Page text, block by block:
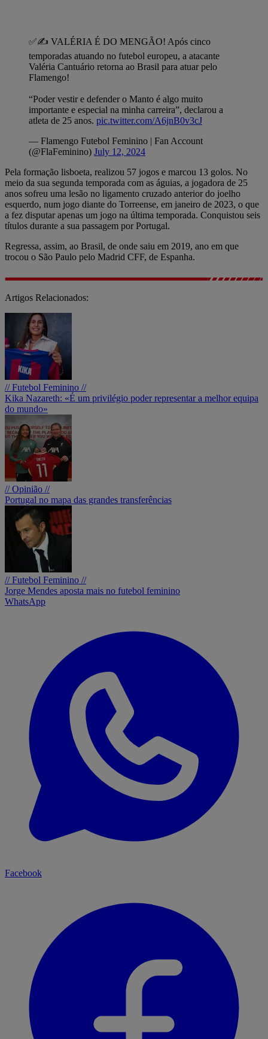
✅✍️ VALÉRIA É DO MENGÃO! Após cinco
temporadas atuando no futebol europeu, a atacante
Valéria Cantuário retorna ao Brasil para atuar pelo
Flamengo!
“Poder vestir e defender o Manto é algo muito
importante e especial na minha carreira”, declarou a
atleta de 25 anos. pic.twitter.com/A6jnB0v3cJ
— Flamengo Futebol Feminino | Fan Account
(@FlaFeminino) July 12, 2024
Pela formação lisboeta, realizou 57 jogos e marcou 13 golos. No
meio da sua segunda temporada com as águias, a jogadora de 25
anos sofreu uma lesão no ligamento cruzado anterior do joelho
esquerdo, num jogo diante do Torreense, em janeiro de 2023, o que
a fez disputar apenas um jogo na última temporada. Conquistou seis
títulos durante a sua passagem por Portugal.
Regressa, assim, ao Brasil, de onde saiu em 2019, ano em que
trocou o São Paulo pelo Madrid CFF, de Espanha.
Artigos Relacionados:
// Futebol Feminino //
Kika Nazareth: «É um privilégio poder representar a melhor equipa
do mundo»
// Opinião //
Portugal no mapa das grandes transferências
// Futebol Feminino //
Jorge Mendes aposta mais no futebol feminino
WhatsApp
Facebook